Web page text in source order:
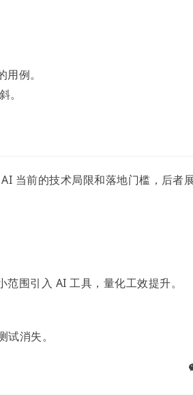
例。
。
当前的技术局限和落地门槛，后者
围引入 AI 工具，量化工效提升。
消失。